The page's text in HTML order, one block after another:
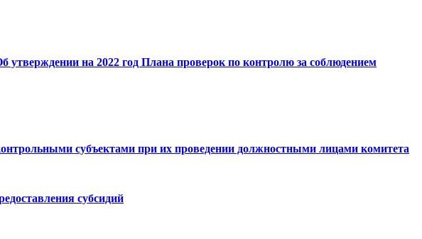
на 2022 год Плана проверок по контролю за соблюдением
субъектами при их проведении должностными лицами комитета
субсидий